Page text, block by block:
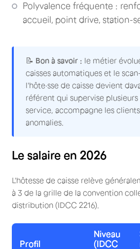
Polyvalence fréquente :
accueil, point drive, station-
📝 Bon à savoir : le métier
caisses automatiques et le
l'hôte·sse de caisse devient
référent qui supervise plusieurs
service, accompagne les
anomalies.
Le salaire en 2026
L'hôtesse de caisse relève
à 3 de la grille de la convention
distribution (IDCC 2216).
Profil
Niveau
(IDCC